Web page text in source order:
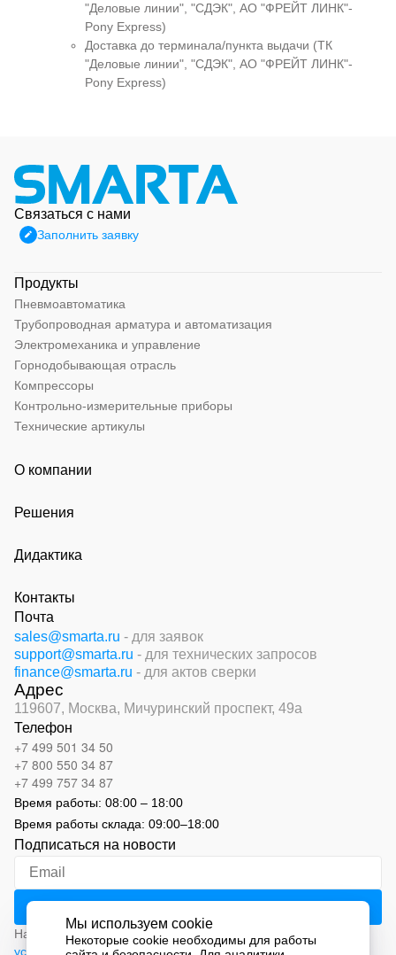
"Деловые линии", "СДЭК", АО "ФРЕЙТ ЛИНК"-
Pony Express)
Доставка до терминала/пункта выдачи (ТК
"Деловые линии", "СДЭК", АО "ФРЕЙТ ЛИНК"-
Pony Express)
Связаться с нами
Заполнить заявку
Продукты
Пневмоавтоматика
Трубопроводная арматура и автоматизация
Электромеханика и управление
Горнодобывающая отрасль
Компрессоры
Контрольно-измерительные приборы
Технические артикулы
О компании
Решения
Дидактика
Контакты
Почта
sales@smarta.ru - для заявок
support@smarta.ru - для технических запросов
finance@smarta.ru - для актов сверки
Адрес
119607, Москва, Мичуринский проспект, 49а
Телефон
+7 499 501 34 50
+7 800 550 34 87
+7 499 757 34 87
Время работы: 08:00 – 18:00
Время работы склада: 09:00–18:00
Подписаться на новости
Нажимая на кнопку «Подписаться», вы соглашаетесь с
условиями обработки персональных данных
Мы используем cookie
Некоторые cookie необходимы для работы